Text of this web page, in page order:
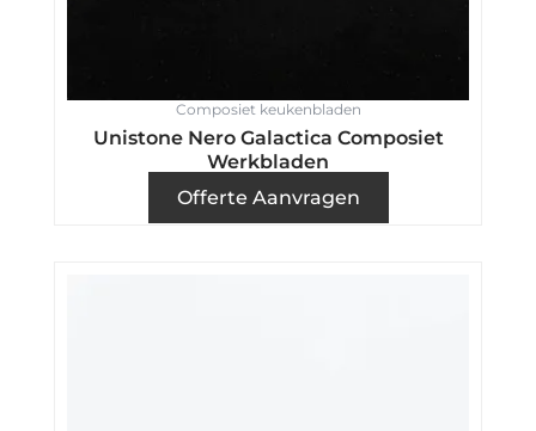
Composiet keukenbladen
Unistone Nero Galactica Composiet
Werkbladen
Offerte Aanvragen